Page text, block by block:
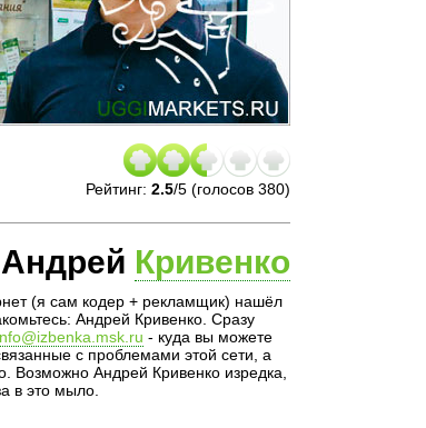
Рейтинг: 2.5/5 (голосов 380)
Андрей Кривенко
(я сам кодер + рекламщик) нашёл
Андрей Кривенко. Сразу
- куда вы можете
с проблемами этой сети, а
Возможно Андрей Кривенко изредка,
в это мыло.